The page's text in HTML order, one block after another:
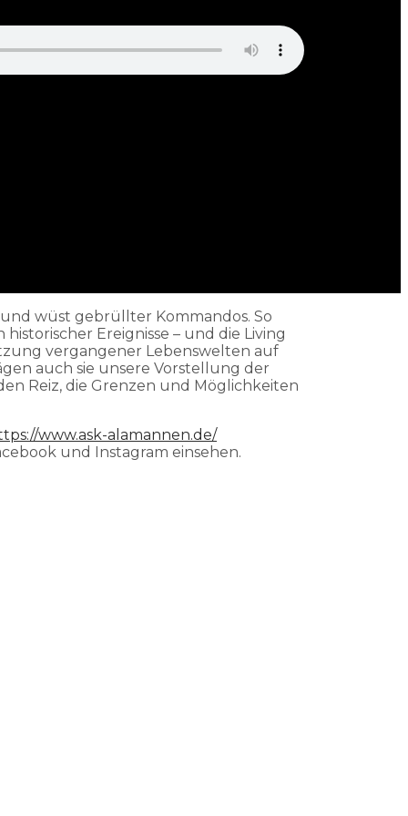
wüst gebrüllter Kommandos. So
Ereignisse – und die Living
vergangener Lebenswelten auf
auch sie unsere Vorstellung der
Reiz, die Grenzen und Möglichkeiten
www.ask-alamannen.de/
und Instagram einsehen.